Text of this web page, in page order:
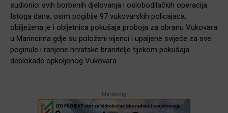
sudionici svih borbenih djelovanja i oslobodilačkih operacija.
Istoga dana, osim pogibije 97 vukovarskih policajaca,
obilježena je i obljetnica pokušaja proboja za obranu Vukovara
u Marincima gdje su položeni vijenci i upaljene svijeće za sve
poginule i ranjene hrvatske branitelje tijekom pokušaja
deblokade opkoljenog Vukovara.
-Marketing-